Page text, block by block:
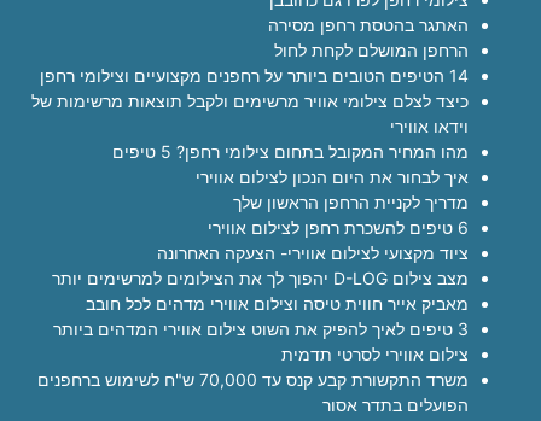
האתגר בהטסת רחפן מסירה
הרחפן המושלם לקחת לחול
14 הטיפים הטובים ביותר על רחפנים מקצועיים וצילומי רחפן
כיצד לצלם צילומי אוויר מרשימים ולקבל תוצאות מרשימות של
וידאו אווירי
מהו המחיר המקובל בתחום צילומי רחפן? 5 טיפים
איך לבחור את היום הנכון לצילום אווירי
מדריך לקניית הרחפן הראשון שלך
6 טיפים להשכרת רחפן לצילום אווירי
ציוד מקצועי לצילום אווירי- הצעקה האחרונה
מצב צילום D-LOG יהפוך לך את הצילומים למרשימים יותר
מאביק אייר חווית טיסה וצילום אווירי מדהים לכל חובב
3 טיפים לאיך להפיק את השוט צילום אווירי המדהים ביותר
צילום אווירי לסרטי תדמית
משרד התקשורת קבע קנס עד 70,000 ש"ח לשימוש ברחפנים
הפועלים בתדר אסור